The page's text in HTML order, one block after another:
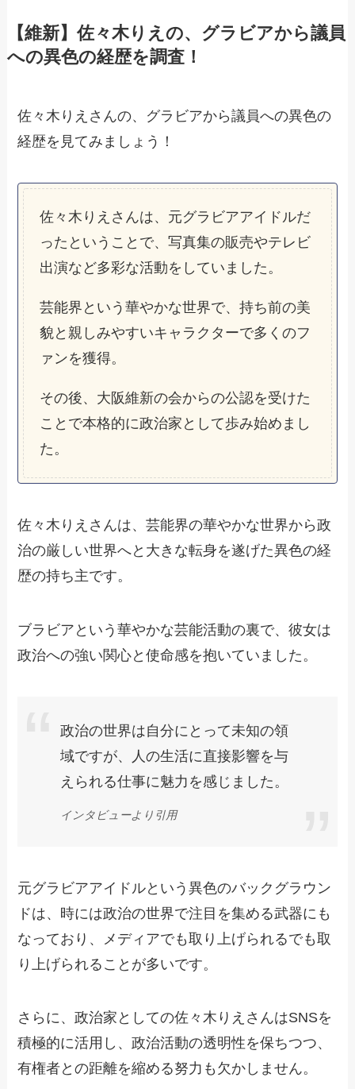
【維新】佐々木りえの、グラビアから議員
への異色の経歴を調査！
佐々木りえさんの、グラビアから議員への異色の
経歴を見てみましょう！
佐々木りえさんは、元グラビアアイドルだ
ったということで、写真集の販売やテレビ
出演など多彩な活動をしていました。
芸能界という華やかな世界で、持ち前の美
貌と親しみやすいキャラクターで多くのフ
ァンを獲得。
その後、大阪維新の会からの公認を受けた
ことで本格的に政治家として歩み始めまし
た。
佐々木りえさんは、芸能界の華やかな世界から政
治の厳しい世界へと大きな転身を遂げた異色の経
歴の持ち主です。
ブラビアという華やかな芸能活動の裏で、彼女は
政治への強い関心と使命感を抱いていました。
政治の世界は自分にとって未知の領
域ですが、人の生活に直接影響を与
えられる仕事に魅力を感じました。
インタビューより引用
元グラビアアイドルという異色のバックグラウン
ドは、時には政治の世界で注目を集める武器にも
なっており、メディアでも取り上げられるでも取
り上げられることが多いです。
さらに、政治家としての佐々木りえさんはSNSを
積極的に活用し、政治活動の透明性を保ちつつ、
有権者との距離を縮める努力も欠かしません。